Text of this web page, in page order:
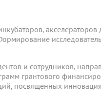
и сотрудников,
грантового
посвященных